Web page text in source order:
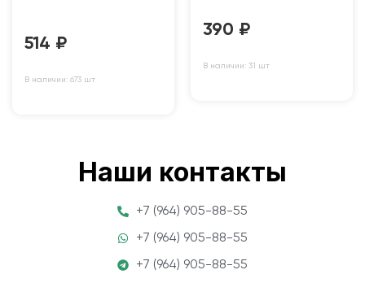
514 ₽
В наличии: 673 шт
390 ₽
В наличии: 31 шт
Наши контакты
+7 (964) 905-88-55
+7 (964) 905-88-55
+7 (964) 905-88-55